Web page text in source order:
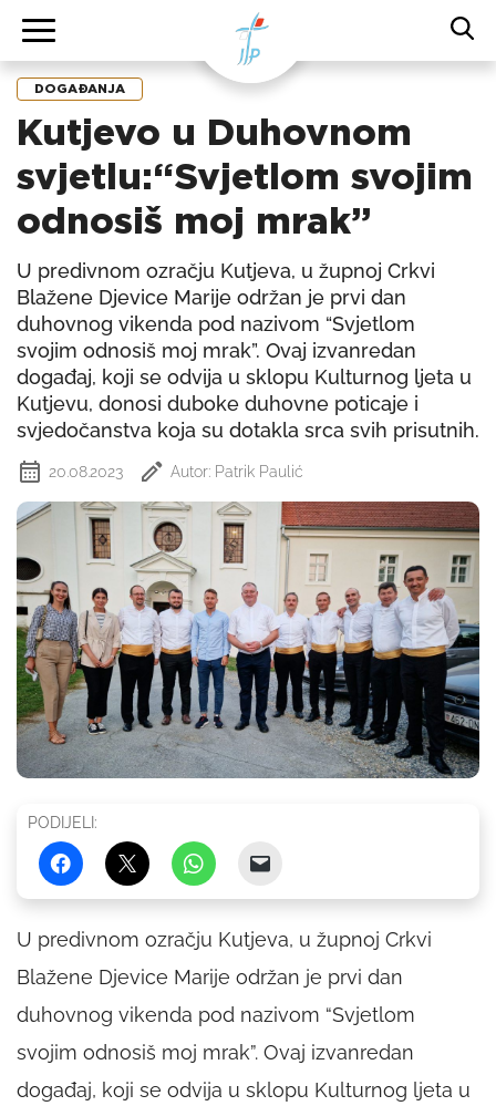
DOGAĐANJA
Kutjevo u Duhovnom
svjetlu:“Svjetlom svojim
odnosiš moj mrak”
U predivnom ozračju Kutjeva, u župnoj Crkvi
Blažene Djevice Marije održan je prvi dan
duhovnog vikenda pod nazivom “Svjetlom
svojim odnosiš moj mrak”. Ovaj izvanredan
događaj, koji se odvija u sklopu Kulturnog ljeta u
Kutjevu, donosi duboke duhovne poticaje i
svjedočanstva koja su dotakla srca svih prisutnih.
20.08.2023 Autor: Patrik Paulić
PODIJELI:
U predivnom ozračju Kutjeva, u župnoj Crkvi
Blažene Djevice Marije održan je prvi dan
duhovnog vikenda pod nazivom “Svjetlom
svojim odnosiš moj mrak”. Ovaj izvanredan
događaj, koji se odvija u sklopu Kulturnog ljeta u